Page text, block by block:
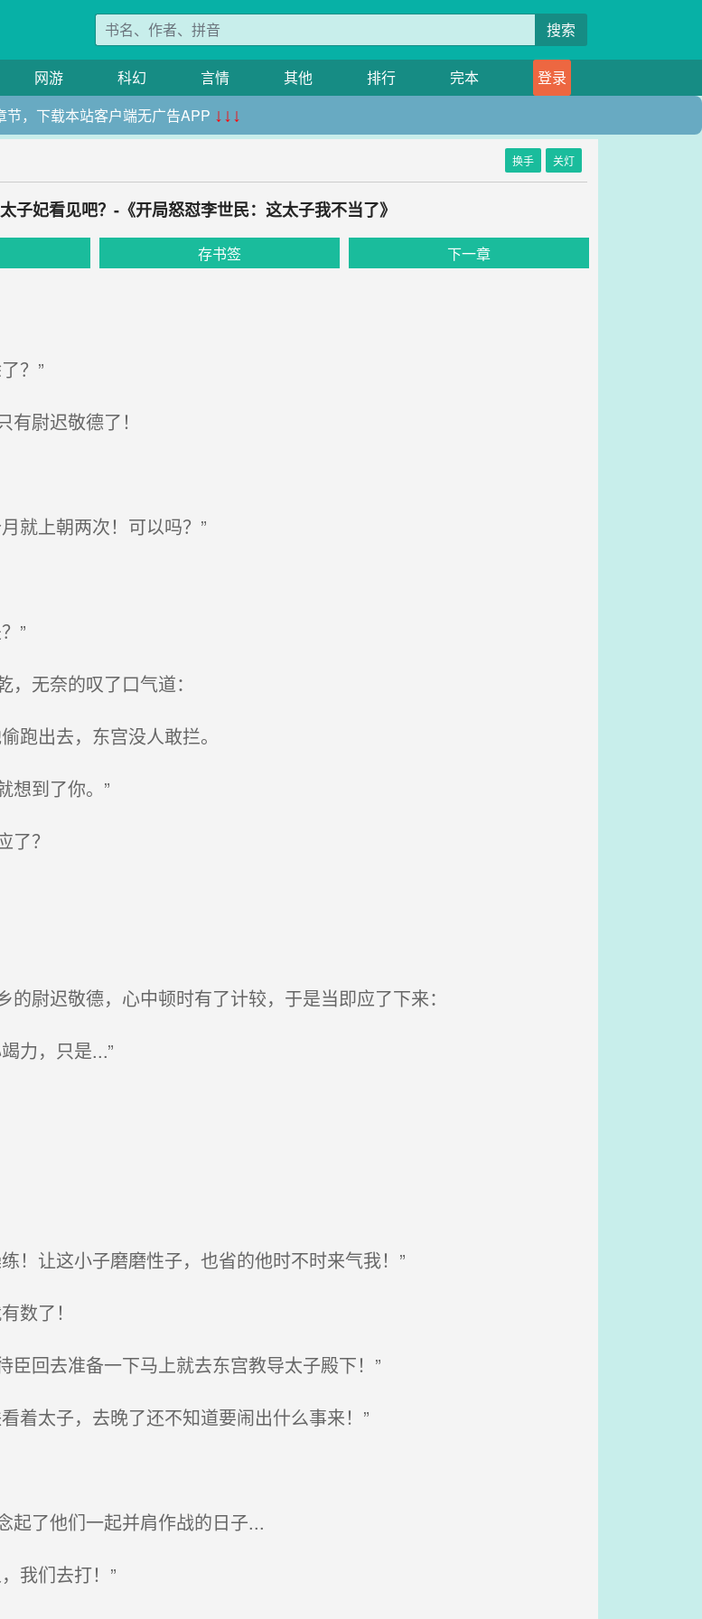
搜索
网游 科幻 言情 其他 排行 完本
登录
节，下载本站客户端无广告APP ↓↓↓
换手 关灯
子妃看见吧？-《开局怒怼李世民：这太子我不当了》
存书签 下一章
？”
尉迟敬德了！
就上朝两次！可以吗？”
”
无奈的叹了口气道：
跑出去，东宫没人敢拦。
想到了你。”
？
尉迟敬德，心中顿时有了计较，于是当即应了下来：
力，只是...”
！让这小子磨磨性子，也省的他时不时来气我！”
数了！
回去准备一下马上就去东宫教导太子殿下！”
着太子，去晚了还不知道要闹出什么事来！”
了他们一起并肩作战的日子...
我们去打！”